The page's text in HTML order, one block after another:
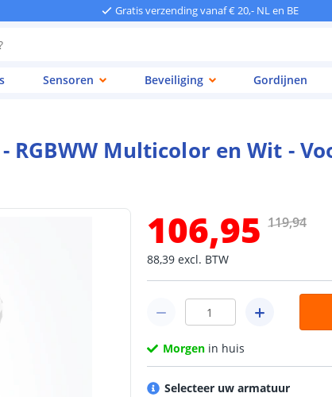
Gratis verzending vanaf € 20,- NL en BE
Sensoren Beveiliging Gordijnen
Multicolor en Wit -
106,95
88,39 excl. BTW
119,94
Morgen in huis
Selecteer uw armatuur